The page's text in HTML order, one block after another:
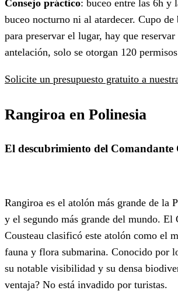
Consejo práctico: buceo entre las 6h y
buceo nocturno ni al atardecer. Cupo de
para preservar el lugar, hay que
antelación, solo se otorgan 120
Solicite un presupuesto gratuito a
Rangiroa en Polinesia
El descubrimiento del Comandante
Rangiroa es el atolón más grande de la
y el segundo más grande del mundo. El
Cousteau clasificó este atolón como el
fauna y flora submarina. Conocido por
su notable visibilidad y su densa
ventaja? No está invadido por turistas.